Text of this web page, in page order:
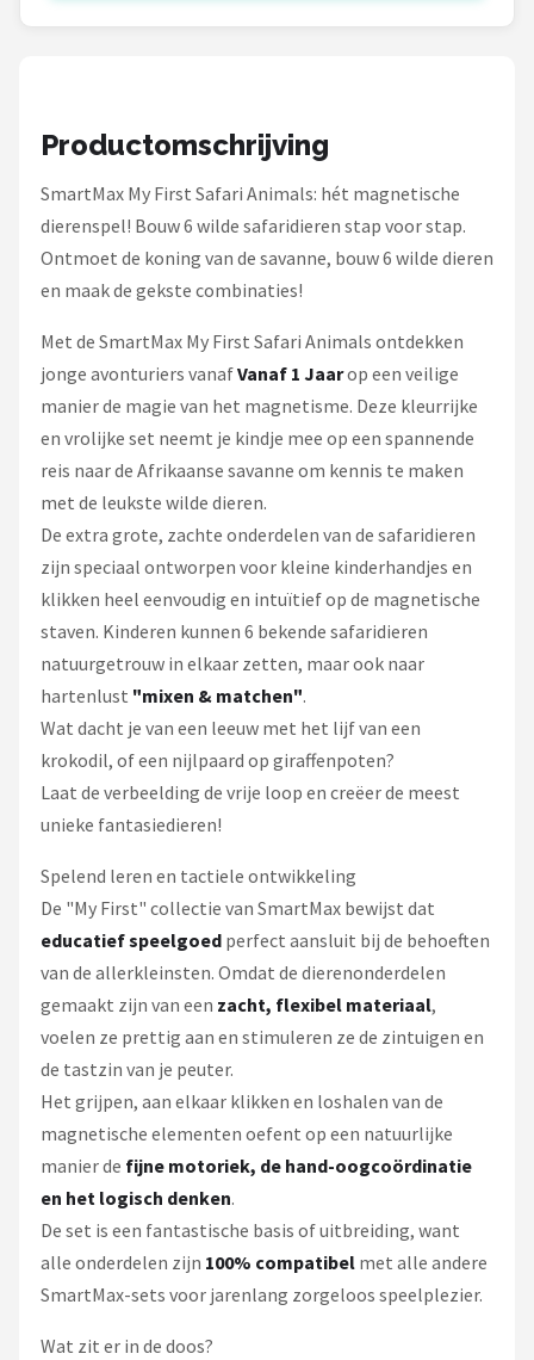
Alle merken →
Productomschrijving
SmartMax My First Safari Animals: hét magnetische
dierenspel! Bouw 6 wilde safaridieren stap voor stap.
Ontmoet de koning van de savanne, bouw 6 wilde dieren
en maak de gekste combinaties!
Met de SmartMax My First Safari Animals ontdekken
jonge avonturiers vanafVanaf 1 Jaarop een veilige
manier de magie van het magnetisme. Deze kleurrijke
en vrolijke set neemt je kindje mee op een spannende
reis naar de Afrikaanse savanne om kennis te maken
met de leukste wilde dieren.
De extra grote, zachte onderdelen van de safaridieren
zijn speciaal ontworpen voor kleine kinderhandjes en
klikken heel eenvoudig en intuïtief op de magnetische
staven. Kinderen kunnen 6 bekende safaridieren
natuurgetrouw in elkaar zetten, maar ook naar
hartenlust "mixen & matchen".
Wat dacht je van een leeuw met het lijf van een
krokodil, of een nijlpaard op giraffenpoten?
Laat de verbeelding de vrije loop en creëer de meest
unieke fantasiedieren!
Spelend leren en tactiele ontwikkeling
De "My First" collectie van SmartMax bewijst dat
educatief speelgoed perfect aansluit bij de behoeften
van de allerkleinsten. Omdat de dierenonderdelen
gemaakt zijn van een zacht, flexibel materiaal,
voelen ze prettig aan en stimuleren ze de zintuigen en
de tastzin van je peuter.
Het grijpen, aan elkaar klikken en loshalen van de
magnetische elementen oefent op een natuurlijke
manier de fijne motoriek, de hand-oogcoördinatie
en het logisch denken.
De set is een fantastische basis of uitbreiding, want
alle onderdelen zijn 100% compatibel met alle andere
SmartMax-sets voor jarenlang zorgeloos speelplezier.
Wat zit er in de doos?